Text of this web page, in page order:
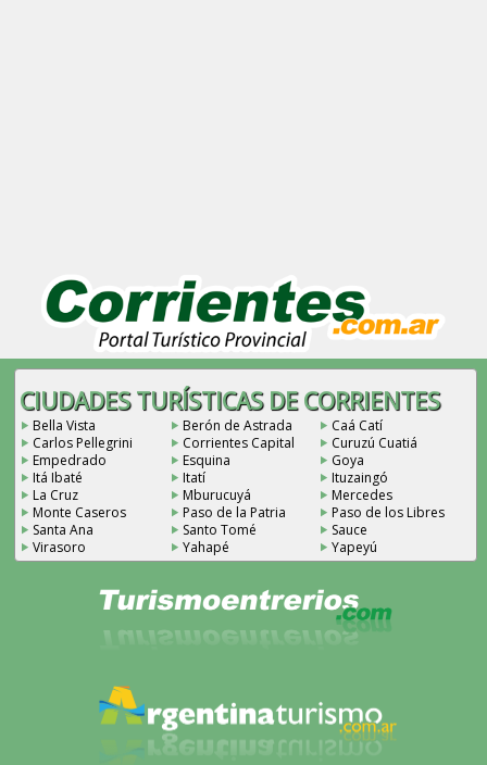
CIUDADES TURÍSTICAS DE CORRIENTES
Bella Vista Berón de Astrada
Caá Catí
Carlos Pellegrini
Corrientes Capital
Curuzú Cuatiá
Empedrado
Esquina
Goya
Itá Ibaté
Itatí
Ituzaingó
La Cruz
Mburucuyá
Mercedes
Monte Caseros
Paso de la Patria
Paso de los Libres
Santa Ana
Santo Tomé
Sauce
Virasoro
Yahapé Yapeyú